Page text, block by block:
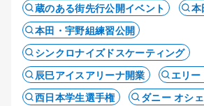
蔵のある街先行公開イベント
本
本田・宇野組練習公開
シンクロナイズドスケーティング
辰巳アイスアリーナ開業
エリー
西日本学生選手権
ダニー オシ